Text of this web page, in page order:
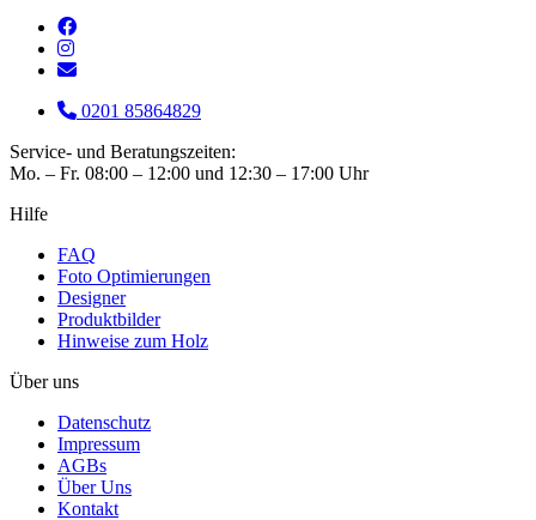
0201 85864829
Service- und Beratungszeiten:
Mo. – Fr. 08:00 – 12:00 und 12:30 – 17:00 Uhr
Hilfe
FAQ
Foto Optimierungen
Designer
Produktbilder
Hinweise zum Holz
Über uns
Datenschutz
Impressum
AGBs
Über Uns
Kontakt